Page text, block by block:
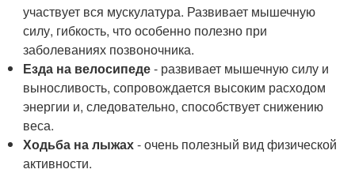
участвует вся мускулатура. Развивает мышечную
силу, гибкость, что особенно полезно при
заболеваниях позвоночника.
Езда на велосипеде- развивает мышечную силу и
выносливость, сопровождается высоким расходом
энергии и, следовательно, способствует снижению
веса.
Ходьба на лыжах- очень полезный вид физической
активности.